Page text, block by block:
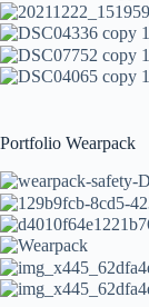
Portfolio Wearpack